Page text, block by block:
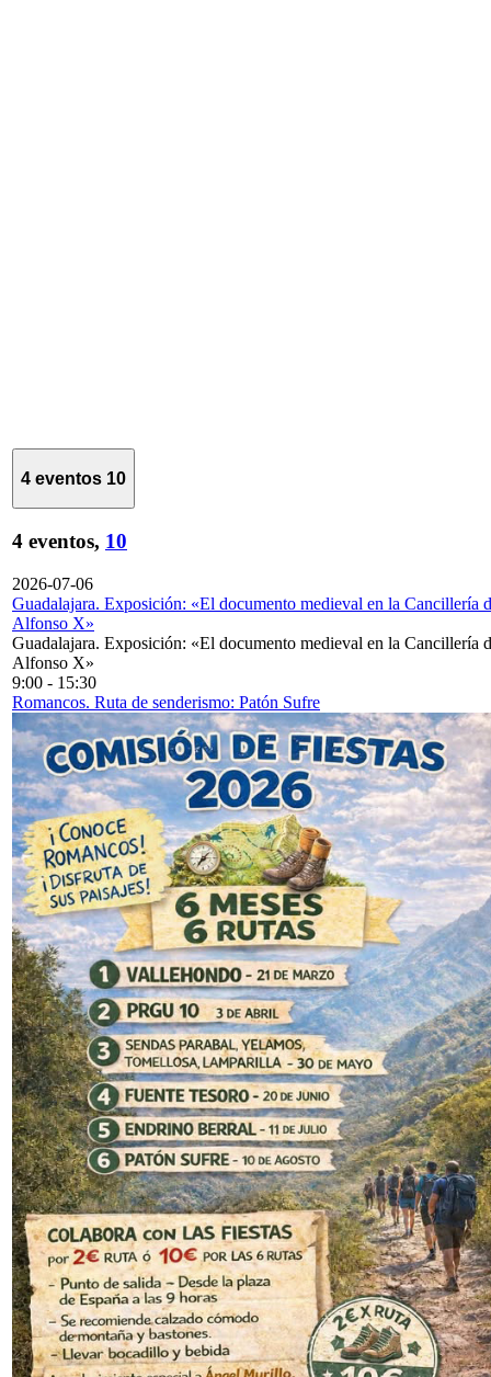
4 eventos 10
4 eventos, 10
2026-07-06
Guadalajara. Exposición: «El documento medieval en la Cancillería
Alfonso X»
Guadalajara. Exposición: «El documento medieval en la Cancillería
Alfonso X»
9:00 - 15:30
Romancos. Ruta de senderismo: Patón Sufre